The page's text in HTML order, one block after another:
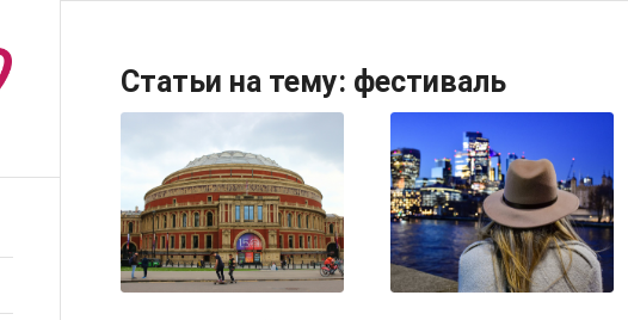
Статьи на тему: фестиваль